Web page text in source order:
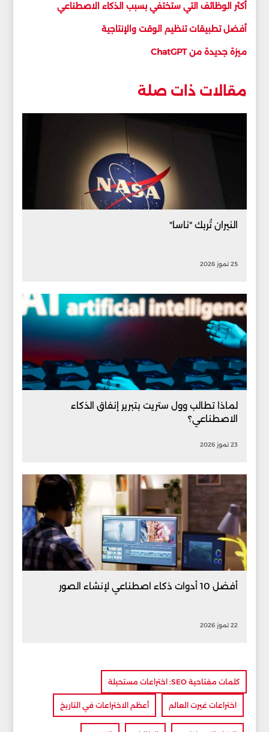
أكثر الوظائف التي ستختفي بسبب الذكاء الاصطناعي
أفضل تطبيقات تنظيم الوقت والإنتاجية
ميزة جديدة من ChatGPT
مقالات ذات صلة
النيران تُربك "ناسا"
25 تموز 2026
لماذا تطالب وول ستريت بتبرير إنفاق الذكاء
الاصطناعي؟
23 تموز 2026
أفضل 10 أدوات ذكاء اصطناعي لإنشاء الصور
22 تموز 2026
كلمات مفتاحية SEO: اختراعات مستحيلة
اختراعات غيرت العالم أعظم الاختراعات في التاريخ